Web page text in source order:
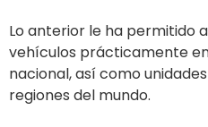
Lo anterior le ha permitido
vehículos prácticamente
nacional, así como
regiones del mundo.